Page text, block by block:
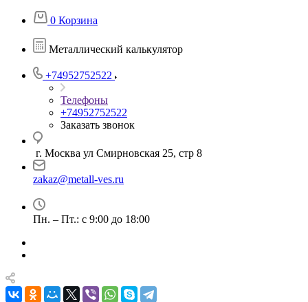
0 Корзина
Металлический калькулятор
+74952752522
Телефоны
+74952752522
Заказать звонок
г. Москва ул Смирновская 25, стр 8
zakaz@metall-ves.ru
Пн. – Пт.: с 9:00 до 18:00